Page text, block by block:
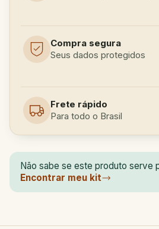
Compra segura
Seus dados protegidos
Frete rápido
Para todo o Brasil
Não sabe se este produto serve
Encontrar meu kit